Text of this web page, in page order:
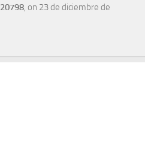
20798, on 23 de diciembre de